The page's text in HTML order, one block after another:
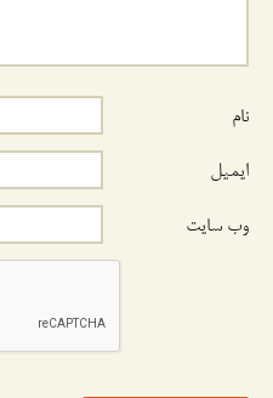
نام
ایمیل
وب‌ سایت